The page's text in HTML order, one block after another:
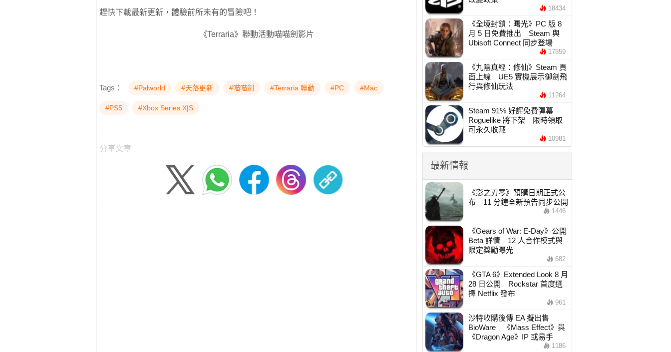
趕快下載最新更新，體驗前所未有的冒險吧！
《Terraria》聯動活動喵喵劍影片
Tags： #Palworld #天落更新 #喵喵劍 #Terraria 聯動 #PC #Mac
#PS5 #Xbox Series X|S
分享文章
18434
《全境封鎖：曙光》PC 版 8
月 5 日免費推出 Steam 與
Ubisoft Connect 同步登場
17859
《九陰真經：修仙》Steam 頁
面上線 UE5 實機展示御劍飛
行與修仙玩法
11264
Steam 91% 好評免費彈幕
Roguelike 將下架 限時領取
可永久收藏
10981
最新情報
《影之刃零》預購日期正式公
布 11 分鐘全新預告同步公開
1446
《Gears of War: E-Day》公開
Beta 詳情 12 人合作模式與
限定獎勵曝光
682
《GTA 6》Extended Look 8 月
28 日公開 Rockstar 首度選
擇 Netflix 發布
961
沙特收購後傳 EA 擬出售
BioWare 《Mass Effect》與
《Dragon Age》IP 或易手
1186